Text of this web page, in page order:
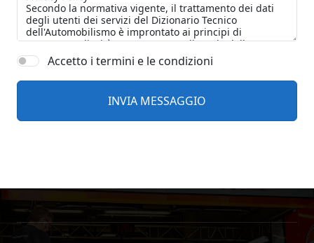
Accetto i termini e le condizioni